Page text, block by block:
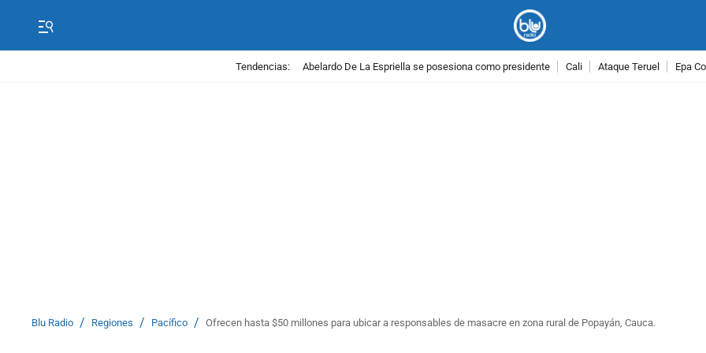
Tendencias: Abelardo De La Espriella se posesiona como presidente Cali Ataque Teruel Epa
Blu Radio / Regiones / Pacífico / Ofrecen hasta $50 millones para ubicar a responsables de masacre en zona rural de Popayán, Cauca.